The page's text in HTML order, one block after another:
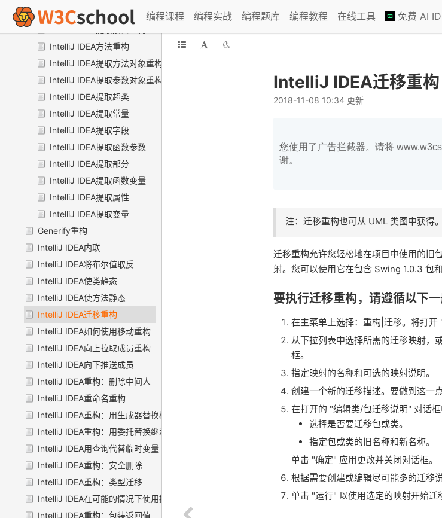
编程课程 编程实战 编程题库 编程教程 在线工具 免费 AI
IntelliJ IDEA提取委托重构
IntelliJ IDEA方法重构
IntelliJ IDEA提取方法对象重构
IntelliJ IDEA提取参数对象重构
IntelliJ IDEA提取超类
IntelliJ IDEA提取常量
IntelliJ IDEA提取字段
IntelliJ IDEA提取函数参数
IntelliJ IDEA提取部分
IntelliJ IDEA提取函数变量
IntelliJ IDEA提取属性
IntelliJ IDEA提取变量
Generify重构
IntelliJ IDEA内联
IntelliJ IDEA将布尔值取反
IntelliJ IDEA使类静态
IntelliJ IDEA使方法静态
IntelliJ IDEA迁移重构
IntelliJ IDEA如何使用移动重构
IntelliJ IDEA向上拉取成员重构
IntelliJ IDEA向下推送成员
IntelliJ IDEA重构：删除中间人
IntelliJ IDEA重命名重构
IntelliJ IDEA重构：用生成器替换构造函数
IntelliJ IDEA重构：用委托替换继承
IntelliJ IDEA用查询代替临时变量
IntelliJ IDEA重构：安全删除
IntelliJ IDEA重构：类型迁移
IntelliJ IDEA在可能的情况下使用接口
IntelliJ IDEA重构：包装返回值
IntelliJ IDEA迁移重构
2018-11-08 10:34 更新
您使用了广告拦截器。请将
谢。
注：迁移重构也可从 UML 类图中获得。
迁移重构允许您轻松地在项目中使用的旧
射。您可以使用它在包含 Swing 1.0.3 包
要执行迁移重构，请遵循以下一
在主菜单上选择：重构|迁移。将打开
从下拉列表中选择所需的迁移映射，
框。
指定映射的名称和可选的映射说明。
创建一个新的迁移描述。要做到这一
在打开的 "编辑类/包迁移说明" 对话框
选择是否要迁移包或类。
指定包或类的旧名称和新名称。
单击 "确定" 应用更改并关闭对话框。
根据需要创建或编辑尽可能多的迁移
单击 "运行" 以使用选定的映射开始迁